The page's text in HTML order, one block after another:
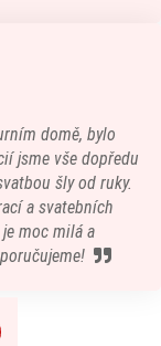
domě, bylo
jsme vše dopředu
šly od ruky.
a svatebních
moc milá a